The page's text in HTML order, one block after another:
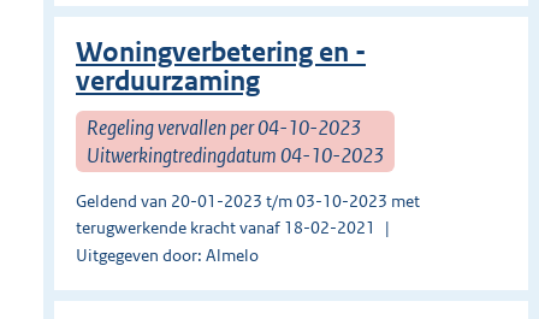
Woningverbetering en -
verduurzaming
Regeling vervallen per 04-10-2023
Uitwerkingtredingdatum 04-10-2023
Geldend van 20-01-2023 t/m 03-10-2023 met
terugwerkende kracht vanaf 18-02-2021
Uitgegeven door: Almelo